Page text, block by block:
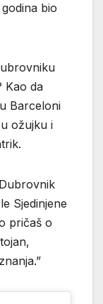
bio
Kao da
Barceloni
ožujku i
Sjedinjene
pričaš o